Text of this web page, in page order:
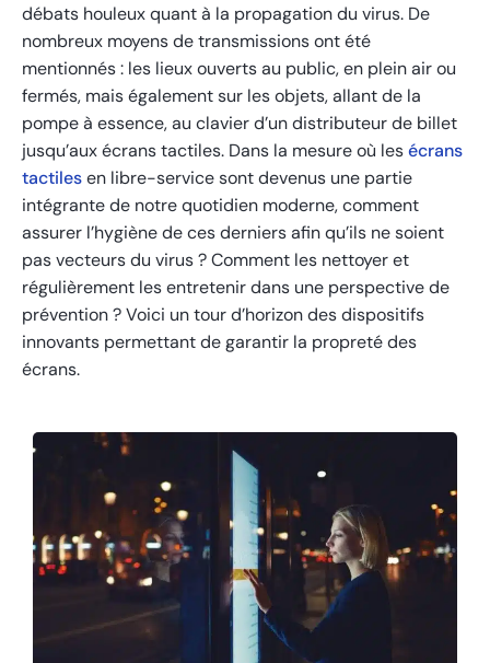
débats houleux quant à la propagation du virus. De
nombreux moyens de transmissions ont été
mentionnés : les lieux ouverts au public, en plein air ou
fermés, mais également sur les objets, allant de la
pompe à essence, au clavier d’un distributeur de billet
jusqu’aux écrans tactiles. Dans la mesure où lesécrans
tactilesen libre-service sont devenus une partie
intégrante de notre quotidien moderne, comment
assurer l’hygiène de ces derniers afin qu’ils ne soient
pas vecteurs du virus ? Comment les nettoyer et
régulièrement les entretenir dans une perspective de
prévention ? Voici un tour d’horizon des dispositifs
innovants permettant de garantir la propreté des
écrans.